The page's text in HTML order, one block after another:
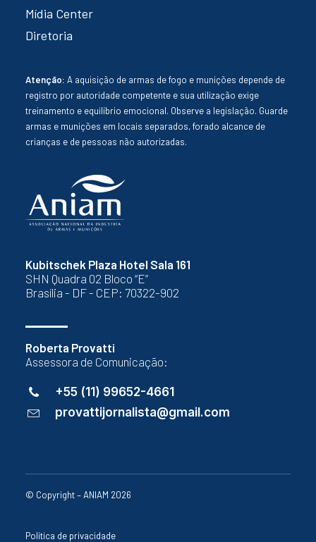
Kubitschek Plaza Hotel Sala 161
SHN Quadra 02 Bloco “E”
Brasília - DF - CEP: 70322-902
Roberta Provatti
Assessora de Comunicação:
+55 (11) 99652-4661
provattijornalista@gmail.com
Mídia Center
Diretoria
Atenção: A aquisição de armas de fogo e munições depende de
registro por autoridade competente e sua utilização exige
treinamento e equilíbrio emocional. Observe a legislação. Guarde
armas e munições em locais separados, forado alcance de
crianças e de pessoas não autorizadas.
© Copyright – ANIAM 2026
Política de privacidade